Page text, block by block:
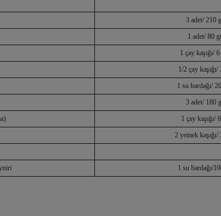
3 adet/ 210
1 adet/ 80
1 çay kaşığı/
1/2 çay kaşığı/
1 su bardağı/
3 adet/ 180
1 çay kaşığı/
2 yemek kaşığı/
1 su bardağı/